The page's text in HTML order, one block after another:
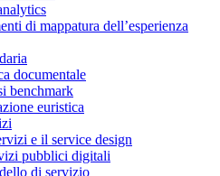
di mappatura dell’esperienza
documentale
benchmark
euristica
e il service design
pubblici digitali
di servizio